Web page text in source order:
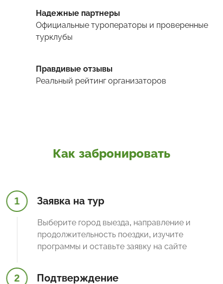
Надежные партнеры
Официальные туроператоры и проверенные
турклубы
Правдивые отзывы
Реальный рейтинг организаторов
Как забронировать
1 Заявка на тур
Выберите город выезда, направление и
продолжительность поездки, изучите
программы и оставьте заявку на сайте
2 Подтверждение